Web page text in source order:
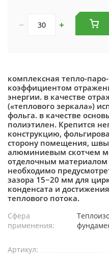
комплексная тепло-
коэффициентом
энергии. в качестве
(«теплового зеркала»)
фольга. в качестве
полиэтилен. Крепится
конструкцию,
сторону помещения,
алюминиевым скотчем
отделочным
необходимо
зазора 15−20 мм для
конденсата и
теплового потока.
Сфера
применения:
Артикул: